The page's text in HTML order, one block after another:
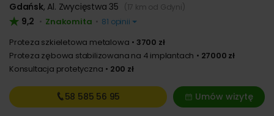
Gdańsk, Al. Zwycięstwa 35 (17 km od Gdyni)
9,2 • Znakomita • 81 opinii
Proteza szkieletowa metalowa
3700 zł
Proteza zębowa stabilizowana na 4 implantach
27000 zł
Konsultacja protetyczna
200 zł
Umów wizytę
58 585 56 95